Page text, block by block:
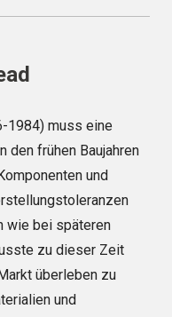
1984) muss eine
den frühen Baujahren
und
wie bei späteren
zu dieser Zeit
überleben zu
und